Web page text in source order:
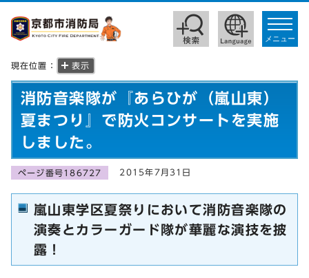
toggle
メニュー
現在位置： 表示
消防音楽隊が『あらひが（嵐山東）
夏まつり』で防火コンサートを実施
しました。
ページ番号186727 2015年7月31日
嵐山東学区夏祭りにおいて消防音楽隊の
演奏とカラーガード隊が華麗な演技を披
露！